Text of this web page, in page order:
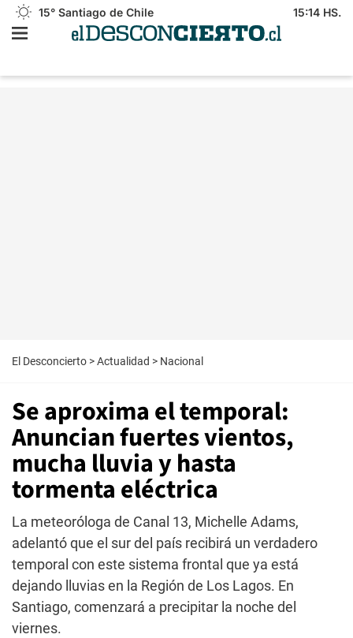
15° Santiago de Chile 15:14 HS.
El Desconcierto >Actualidad > Nacional
Se aproxima el temporal:
Anuncian fuertes vientos,
mucha lluvia y hasta
tormenta eléctrica
La meteoróloga de Canal 13, Michelle Adams,
adelantó que el sur del país recibirá un verdadero
temporal con este sistema frontal que ya está
dejando lluvias en la Región de Los Lagos. En
Santiago, comenzará a precipitar la noche del
viernes.